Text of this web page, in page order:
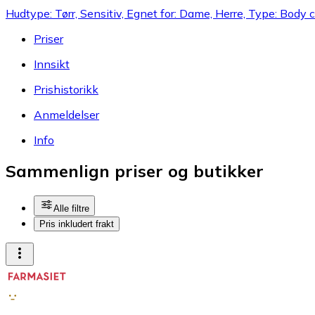
Hudtype: Tørr, Sensitiv, Egnet for: Dame, Herre, Type: Body
Priser
Innsikt
Prishistorikk
Anmeldelser
Info
Sammenlign priser og butikker
Alle filtre
Pris inkludert frakt